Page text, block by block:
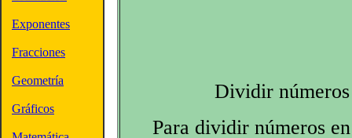
Exponentes
Fracciones
Geometría
Gráficos
Dividir
Para dividir números